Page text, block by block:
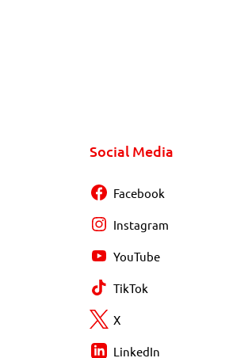
Social Media
Facebook
Instagram
YouTube
TikTok
X
LinkedIn